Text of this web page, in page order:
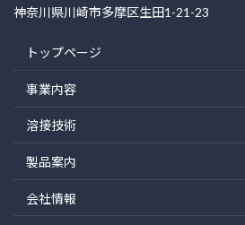
神奈川県川崎市多摩区生田1-21-23
トップページ
事業内容
溶接技術
製品案内
会社情報